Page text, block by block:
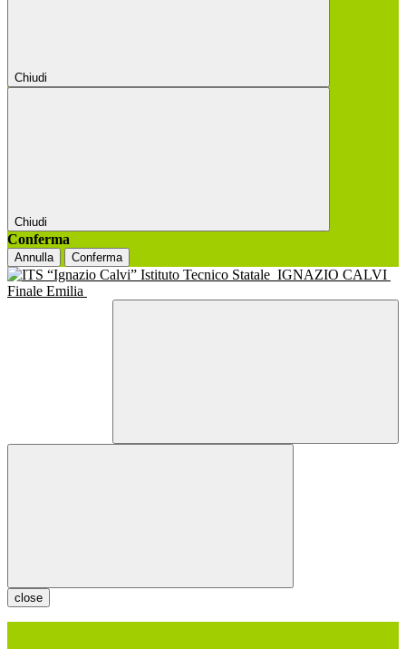
Chiudi
Chiudi
Conferma
Annulla Conferma
Istituto Tecnico Statale IGNAZIO CALVI
Finale Emilia
close